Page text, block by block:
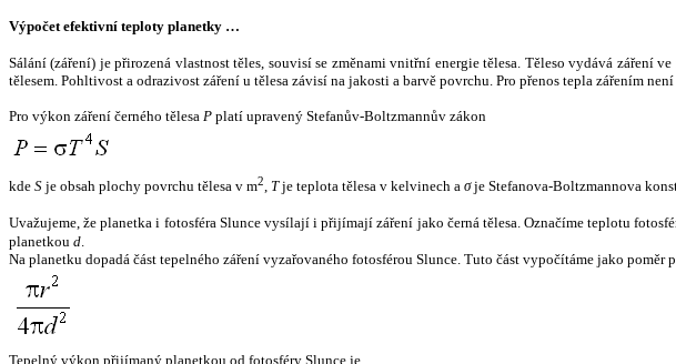
Výpočet efektivní teploty planetky …
Sálání (záření) je přirozená vlastnost těles, souvisí se změnami vnitřní energie tělesa. Těleso vydává záření
tělesem. Pohltivost a odrazivost záření u tělesa závisí na jakosti a barvě povrchu. Pro přenos tepla zářením
Pro výkon záření černého tělesa P platí upravený Stefanův-Boltzmannův zákon
kde S je obsah plochy povrchu tělesa v m2, Tje teplota tělesa v kelvinech a σje Stefanova-Boltzmannova
Uvažujeme, že planetka i fotosféra Slunce vysílají i přijímají záření jako černá tělesa. Označíme teplotu
planetkou d.
Na planetku dopadá část tepelného záření vyzařovaného fotosférou Slunce. Tuto část vypočítáme jako
Tepelný výkon přijímaný planetkou od fotosféry Slunce je